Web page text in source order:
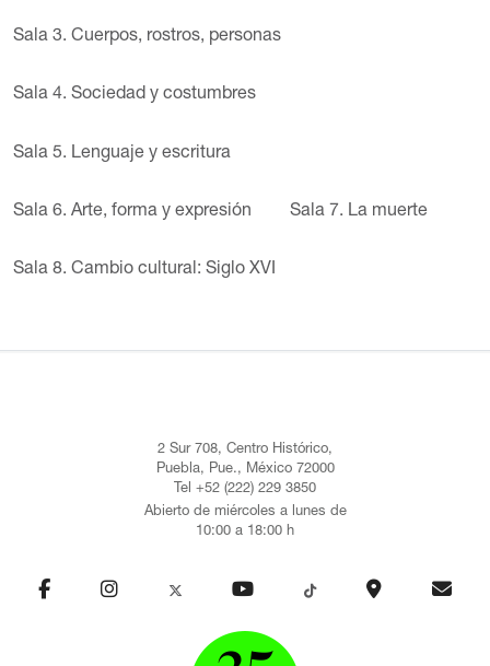
Sala 3. Cuerpos, rostros, personas
Sala 4. Sociedad y costumbres
Sala 5. Lenguaje y escritura
Sala 6. Arte, forma y expresión Sala 7. La muerte
Sala 8. Cambio cultural: Siglo XVI
2 Sur 708, Centro Histórico,
Puebla, Pue., México 72000
Tel +52 (222) 229 3850
Abierto de miércoles a lunes de
10:00 a 18:00 h